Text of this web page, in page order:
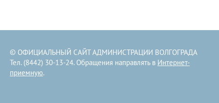
© ОФИЦИАЛЬНЫЙ САЙТ АДМИНИСТРАЦИИ ВОЛГОГРАДА
Тел. (8442) 30-13-24. Обращения направлять в Интернет-
приемную.